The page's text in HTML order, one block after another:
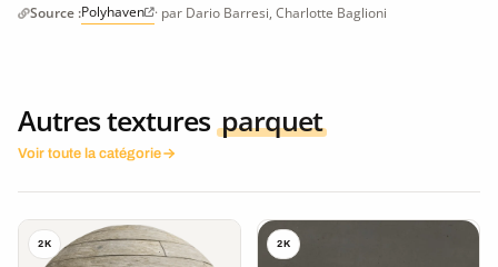
Source :Polyhaven · par Dario Barresi, Charlotte Baglioni
Autres textures parquet
Voir toute la catégorie
2K 2K